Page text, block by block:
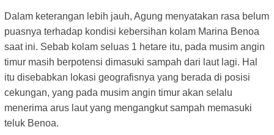
Dalam keterangan lebih jauh, Agung menyatakan rasa belum
puasnya terhadap kondisi kebersihan kolam Marina Benoa
saat ini. Sebab kolam seluas 1 hetare itu, pada musim angin
timur masih berpotensi dimasuki sampah dari laut lagi. Hal
itu disebabkan lokasi geografisnya yang berada di posisi
cekungan, yang pada musim angin timur akan selalu
menerima arus laut yang mengangkut sampah memasuki
teluk Benoa.